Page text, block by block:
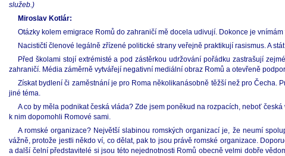
služeb.)
Miroslav Kotlár:
Otázky kolem emigrace Romů do zahraničí mě docela udivují. Dokonce je
Nacističtí členové legálně zřízené politické strany veřejně praktikují rasismus. A
Před školami stojí extrémisté a pod zástěrkou udržování pořádku zastrašují
zahraničí. Média záměrně vytvářejí negativní mediální obraz Romů a otevřeně
Získat bydlení či zaměstnání je pro Roma několikanásobně těžší než pro Čecha.
jiné téma.
A co by měla podnikat česká vláda? Zde jsem poněkud na rozpacích, neboť
k nim dopomohli Romové sami.
A romské organizace? Největší slabinou romských organizací je, že neumí
vážně, protože jestli někdo ví, co dělat, pak to jsou právě romské organizace.
a další čelní představitelé si jsou této nejednotnosti Romů obecně velmi dobře